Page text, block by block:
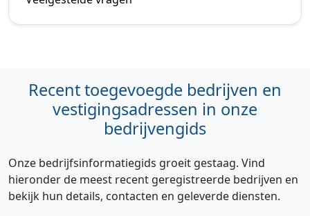
Recent toegevoegde bedrijven en
vestigingsadressen in onze
bedrijvengids
Onze bedrijfsinformatiegids groeit gestaag. Vind
hieronder de meest recent geregistreerde bedrijven en
bekijk hun details, contacten en geleverde diensten.